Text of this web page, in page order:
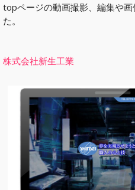
topページの動画撮影、編集や
た。
株式会社新生工業